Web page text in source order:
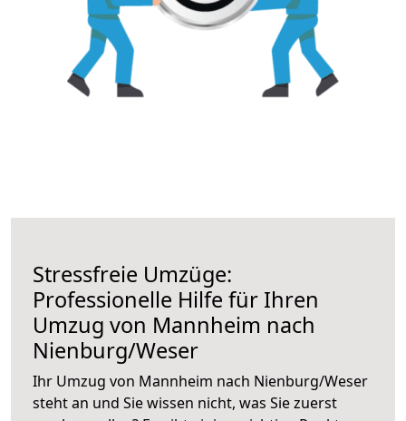
Stressfreie Umzüge:
Professionelle Hilfe für Ihren
Umzug von Mannheim nach
Nienburg/Weser
Ihr Umzug von Mannheim nach Nienburg/Weser
steht an und Sie wissen nicht, was Sie zuerst